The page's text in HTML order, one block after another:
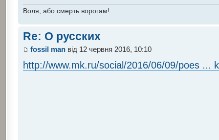
Воля, або смерть ворогам!
Re: О русских
fossil manвід 12 червня 2016, 10:10
http://www.mk.ru/social/2016/06/09/poes ...